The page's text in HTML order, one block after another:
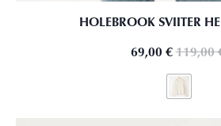
HOLEBROOK SVIITER
69,00 €119,00